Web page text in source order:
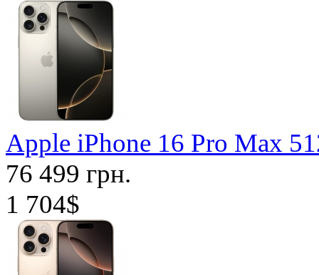
Apple iPhone 16 Pro Max
76 499 грн.
1 704$